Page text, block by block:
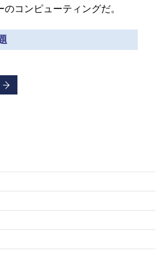
コンピューティングだ。